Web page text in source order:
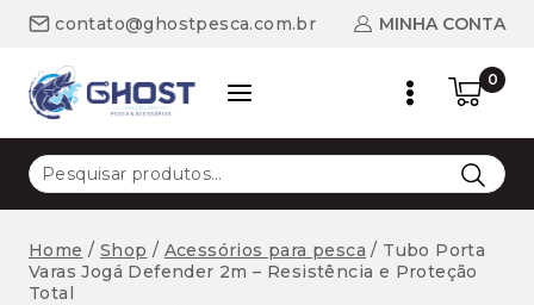
contato@ghostpesca.com.br MINHA CONTA
0
Pesquisar
por:
Home / Shop / Acessórios para pesca / Tubo Porta
Varas Jogá Defender 2m – Resistência e Proteção
Total